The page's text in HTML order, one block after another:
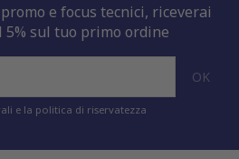
e focus tecnici, riceverai
5% sul tuo primo ordine
e la politica di riservatezza